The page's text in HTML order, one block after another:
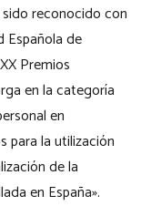
reconocido con
Española de
Premios
en la categoría
en
para la utilización
de la
en España».